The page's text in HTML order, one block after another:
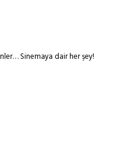
Sinemaya dair her şey!